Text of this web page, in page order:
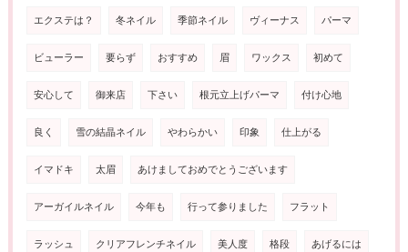
エクステは？ 冬ネイル 季節ネイル ヴィーナス パーマ
ビューラー 要らず おすすめ 眉 ワックス 初めて
安心して 御来店 下さい 根元立上げパーマ 付け心地
良く 雪の結晶ネイル やわらかい 印象 仕上がる
イマドキ 太眉 あけましておめでとうございます
アーガイルネイル 今年も 行って参りました フラット
ラッシュ クリアフレンチネイル 美人度 格段 あげるには